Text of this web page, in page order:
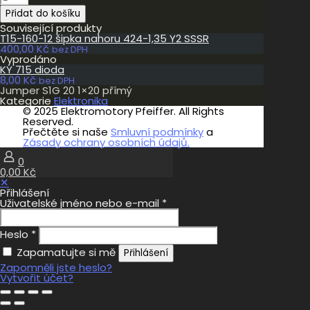
S1G
20
1x20
přímý
množství
Přidat do košíku
Související produkty
T15-160-12 šipka nahoru 424-1,35 Y2 SSSR
400,00 Kč bez DPH
Vyprodáno
KY 715 dioda
8,00 Kč bez DPH
Jumper S1G 20 1×20 přímý
Kategorie Elektronika
© 2025 Elektromotory Pfeiffer. All Rights
Reserved.
Přečtěte si naše Smluvní podmínkya
Zásady ochrany osobních údajů.
0
0,00 Kč
✕
Přihlášení
Uživatelské jméno nebo e-mail *
Heslo *
Zapamatujte si mě
Přihlášení
Zapomněli jste heslo?
Vytvořit účet?